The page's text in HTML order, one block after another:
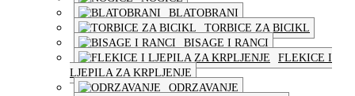
BLATOBRANI
TORBICE ZA BICIKL
BISAGE I RANCI
FLEKICE I
LJEPILA ZA KRPLJENJE
ODRZAVANJE